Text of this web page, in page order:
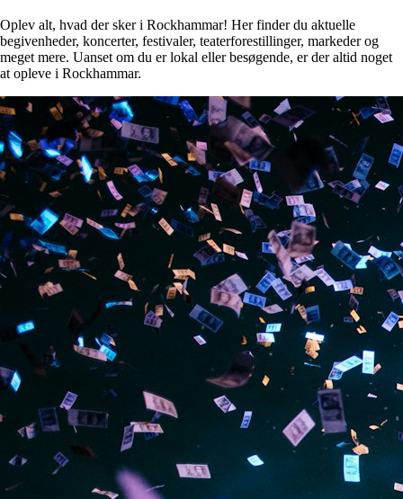
Oplev alt, hvad der sker i Rockhammar! Her finder du aktuelle
begivenheder, koncerter, festivaler, teaterforestillinger, markeder og
meget mere. Uanset om du er lokal eller besøgende, er der altid noget
at opleve i Rockhammar.